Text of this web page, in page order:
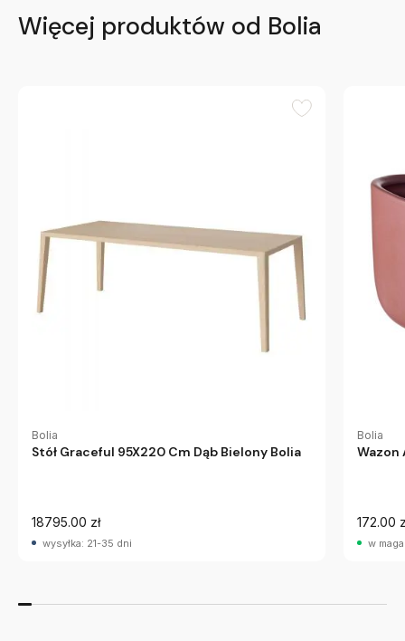
Więcej produktów od Bolia
Bolia
Stół Graceful 95X220 Cm Dąb Bielony Bolia
18795.00 zł
wysyłka: 21-35 dni
Bolia
Wazon
172.00
w